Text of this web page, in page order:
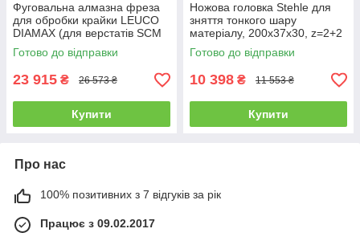
Фуговальна алмазна фреза
для обробки крайки LEUCO
DIAMAX (для верстатів SCM
Minimax ME-28, ME-35)
Готово до відправки
23 915 ₴ 26 573 ₴
Купити
Ножова головка Stehle для
зняття тонкого шару
матеріалу, 200х37х30, z=2+2
Готово до відправки
10 398 ₴ 11 553 ₴
Купити
Про нас
100% позитивних з 7 відгуків за рік
Працює з 09.02.2017